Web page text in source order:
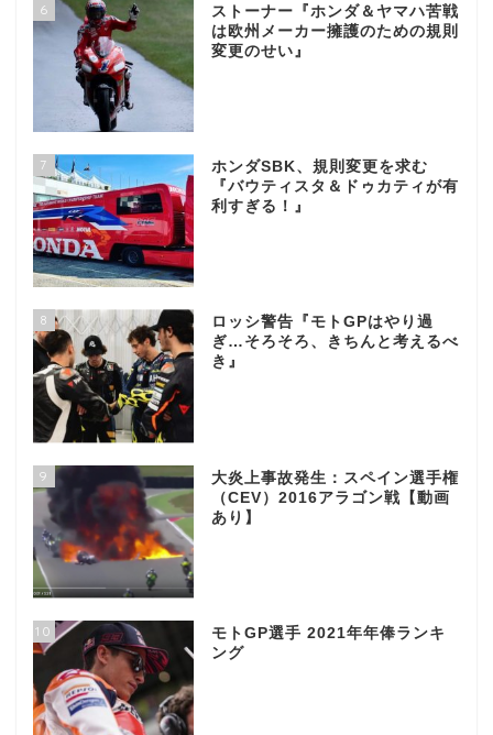
6
ストーナー『ホンダ＆ヤマハ苦戦
は欧州メーカー擁護のための規則
変更のせい』
7
ホンダSBK、規則変更を求む
『バウティスタ＆ドゥカティが有
利すぎる！』
8
ロッシ警告『モトGPはやり過
ぎ…そろそろ、きちんと考えるべ
き』
9
大炎上事故発生：スペイン選手権
（CEV）2016アラゴン戦【動画
あり】
10
モトGP選手 2021年年俸ランキ
ング